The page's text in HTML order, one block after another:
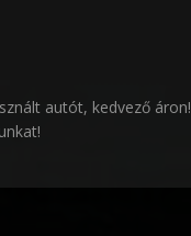
autót, kedvező áron!